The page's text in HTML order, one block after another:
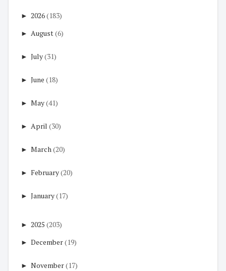
► 2026(183)
► August(6)
► July(31)
► June (18)
► May(41)
► April (30)
► March(20)
► February(20)
► January(17)
► 2025 (203)
► December(19)
► November(17)